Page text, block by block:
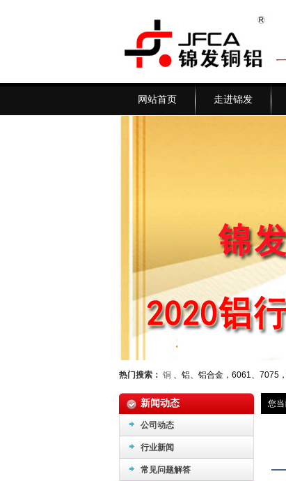
网站首页 走进锦发
热门搜索： 铜 、铝、铝合金，6061、7075
新闻动态
公司动态
行业新闻
常见问题解答
您当